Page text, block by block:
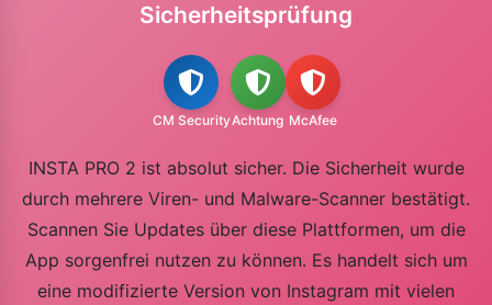
Sicherheitsprüfung
CM SecurityAchtung McAfee
INSTA PRO 2 ist absolut sicher. Die Sicherheit wurde
durch mehrere Viren- und Malware-Scanner bestätigt.
Scannen Sie Updates über diese Plattformen, um die
App sorgenfrei nutzen zu können. Es handelt sich um
eine modifizierte Version von Instagram mit vielen